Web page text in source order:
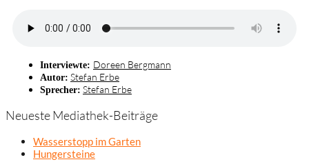
Interviewte: Doreen Bergmann
Autor: Stefan Erbe
Sprecher: Stefan Erbe
Neueste Mediathek-Beiträge
Wasserstopp im Garten
Hungersteine